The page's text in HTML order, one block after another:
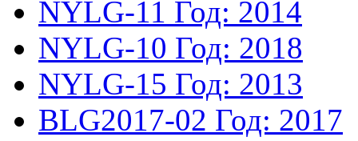
NYLG-11 Год: 2014
NYLG-10 Год: 2018
NYLG-15 Год: 2013
BLG2017-02 Год: 2017